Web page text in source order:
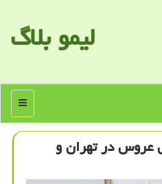
لیمو بلاگ
منو
عروس در تهران و